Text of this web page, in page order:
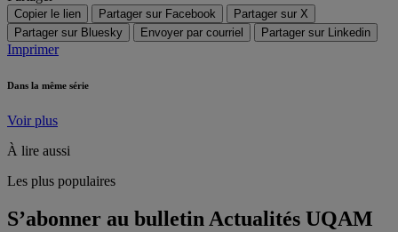
Copier le lien Partager sur Facebook
Partager sur X
Partager sur Bluesky
Envoyer par courriel Partager sur Linkedin
Imprimer
Dans la même série
Voir plus
À lire aussi
Les plus populaires
S’abonner au bulletin Actualités UQAM